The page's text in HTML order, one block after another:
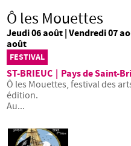
Ô les Mouettes
Jeudi 06 août | Vendredi 07
août
FESTIVAL
ST-BRIEUC
Pays de Saint-
Ô les Mouettes, festival des
édition.
Au...